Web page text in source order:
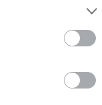
seier.